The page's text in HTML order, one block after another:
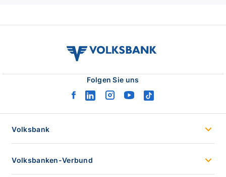
volksbank
Folgen Sie uns
facebook
linkedininstagram
youtubetiktok
Volksbank
Volksbanken-Verbund